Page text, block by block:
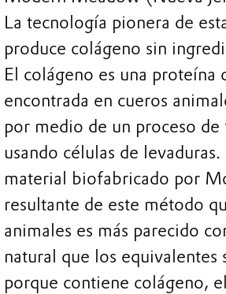
La tecnología pionera de
produce colágeno sin
El colágeno es una proteína
encontrada en cueros
por medio de un proceso
usando células de
material biofabricado por
resultante de este método
animales es más parecido
natural que los equivalentes
porque contiene colágeno,